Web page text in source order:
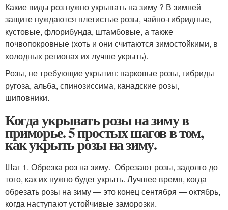
Какие виды роз нужно укрывать на зиму ? В зимней
защите нуждаются плетистые розы, чайно-гибридные,
кустовые, флорибунда, штамбовые, а также
почвопокровные (хоть и они считаются зимостойкими, в
холодных регионах их лучше укрыть).
Розы, не требующие укрытия: парковые розы, гибриды
ругоза, альба, спинозиссима, канадские розы,
шиповники.
Когда укрывать розы на зиму в
приморье. 5 простых шагов в том,
как укрыть розы на зиму.
Шаг 1. Обрезка роз на зиму. Обрезают розы, задолго до
того, как их нужно будет укрыть. Лучшее время, когда
обрезать розы на зиму — это конец сентября — октябрь,
когда наступают устойчивые заморозки.